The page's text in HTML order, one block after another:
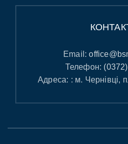
Email:
Телефон:
Адреса: : м. Чернівці,